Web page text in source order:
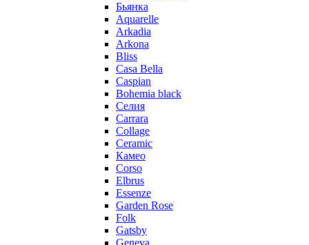
Бьянка
Aquarelle
Arkadia
Arkona
Bliss
Casa Bella
Caspian
Bohemia black
Селия
Carrara
Collage
Ceramic
Камео
Corso
Elbrus
Essenze
Garden Rose
Folk
Gatsby
Geneva